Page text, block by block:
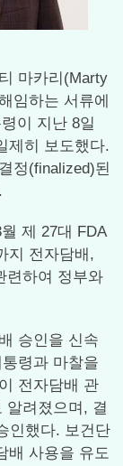
마카리(Marty
임하는 서류에
이 지난 8일
제히 보도했다.
정(finalized)된
제 27대 FDA
지 전자담배,
련하여 정부와
승인을 신속
령과 마찰을
전자담배 관
알려졌으며, 결
인했다. 보건단
배 사용을 유도